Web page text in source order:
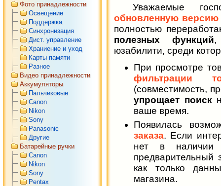
Фото принадлежности
Освещение
Поддержка
Синхронизация
Дист. управление
Храниение и уход
Карты памяти
Разное
Видео принадлежности
Аккумуляторы
Пальчиковые
Canon
Nikon
Sony
Panasonic
Другие
Батарейные ручки
Canon
Nikon
Sony
Pentax
Уважаемые
обновленную версию
полностью
полезных функций,
юзабилити, среди
При просмотре
фильтрации
(совместимость,
упрощает поиск
ваше время.
Появилась
заказа. Если
нет в
как только
магазина.